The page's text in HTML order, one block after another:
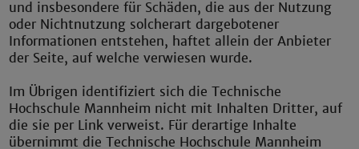
und insbesondere für Schäden, die aus der Nutzung
oder Nichtnutzung solcherart dargebotener
Informationen entstehen, haftet allein der Anbieter
der Seite, auf welche verwiesen wurde.
Im Übrigen identifiziert sich die Technische
Hochschule Mannheim nicht mit Inhalten Dritter, auf
die sie per Link verweist. Für derartige Inhalte
übernimmt die Technische Hochschule Mannheim